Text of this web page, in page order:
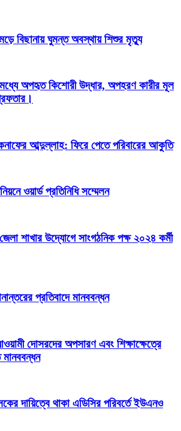
বিছানায় ঘুমন্ত অবস্থায় শিশুর মৃত্যু
মধ্যে অপহৃত কিশোরী উদ্ধার, অপহরণ কারীর মূল
আব্দুল্লাহ: ফিরে পেতে পরিবারের আকুতি
ওয়ার্ড প্রতিনিধি সম্মেলন
শাখার উদ্যোগে সাংগঠনিক পক্ষ ২০২৪ কর্মী
প্রতিবাদে মানববন্ধন
দোসরদের অপসারণ এবং শিক্ষাক্ষেত্রে
মানববন্ধন
দায়িত্বে থাকা এডিসির পরিবর্তে ইউএনও